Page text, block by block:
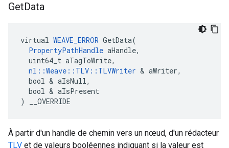
GetData
virtual WEAVE_ERROR GetData(
PropertyPathHandle aHandle,
  uint64_t aTagToWrite,
nl::Weave::TLV::TLVWriter & aWriter,
  bool & aIsNull,
  bool & aIsPresent
) __OVERRIDE
À partir d'un handle de chemin vers un nœud, d'un rédacteur
TLV et de valeurs booléennes indiquant si la valeur est